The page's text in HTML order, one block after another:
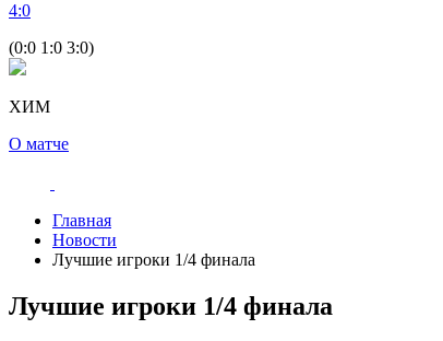
4:0
(0:0 1:0 3:0)
ХИМ
О матче
Главная
Новости
Лучшие игроки 1/4 финала
Лучшие игроки 1/4 финала